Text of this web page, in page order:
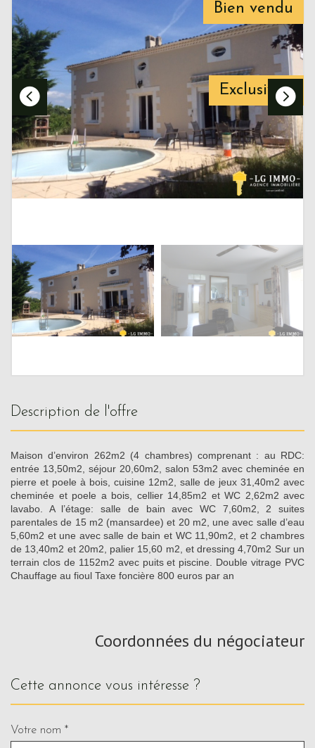
Bien vendu
Exclusivité
description de l'offre
Maison d’environ 262m2 (4 chambres) comprenant : au RDC:
entrée 13,50m2, séjour 20,60m2, salon 53m2 avec cheminée en
pierre et poele à bois, cuisine 12m2, salle de jeux 31,40m2 avec
cheminée et poele a bois, cellier 14,85m2 et WC 2,62m2 avec
lavabo. A l’étage: salle de bain avec WC 7,60m2, 2 suites
parentales de 15 m2 (mansardee) et 20 m2, une avec salle d’eau
5,60m2 et une avec salle de bain et WC 11,90m2, et 2 chambres
de 13,40m2 et 20m2, palier 15,60 m2, et dressing 4,70m2 Sur un
terrain clos de 1152m2 avec puits et piscine. Double vitrage PVC
Chauffage au fioul Taxe foncière 800 euros par an
Coordonnées du négociateur
cette annonce vous intéresse ?
Votre nom *